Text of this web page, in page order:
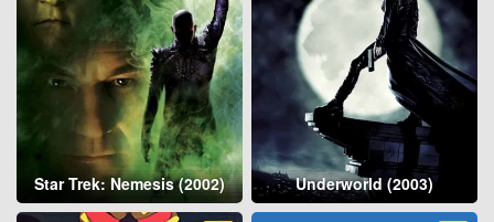
Star Trek: Nemesis (2002) Underworld (2003)